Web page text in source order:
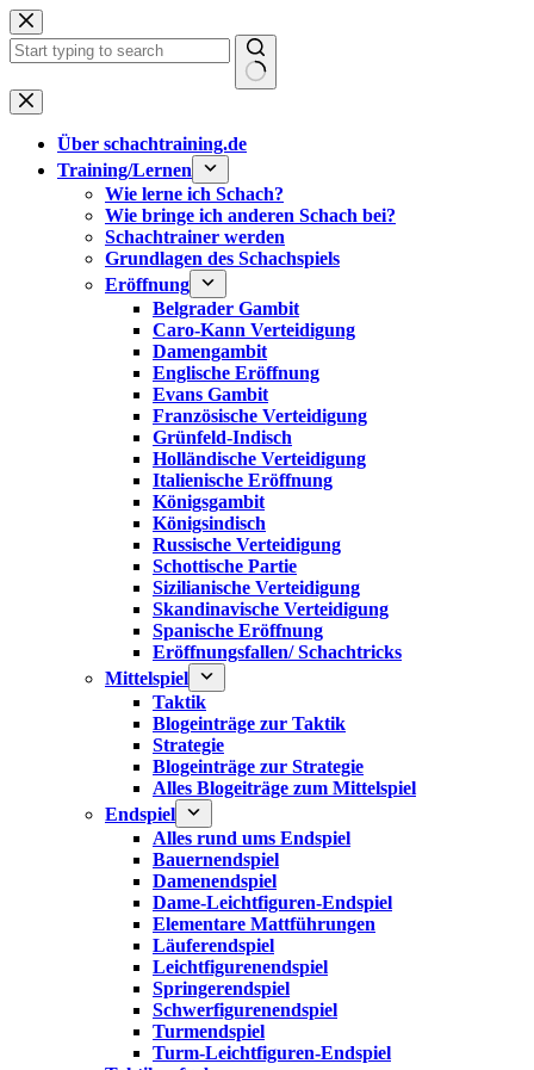
Zum
Inhalt
springen
Keine
Ergebnisse
Über schachtraining.de
Training/Lernen
Wie lerne ich Schach?
Wie bringe ich anderen Schach bei?
Schachtrainer werden
Grundlagen des Schachspiels
Eröffnung
Belgrader Gambit
Caro-Kann Verteidigung
Damengambit
Englische Eröffnung
Evans Gambit
Französische Verteidigung
Grünfeld-Indisch
Holländische Verteidigung
Italienische Eröffnung
Königsgambit
Königsindisch
Russische Verteidigung
Schottische Partie
Sizilianische Verteidigung
Skandinavische Verteidigung
Spanische Eröffnung
Eröffnungsfallen/ Schachtricks
Mittelspiel
Taktik
Blogeinträge zur Taktik
Strategie
Blogeinträge zur Strategie
Alles Blogeiträge zum Mittelspiel
Endspiel
Alles rund ums Endspiel
Bauernendspiel
Damenendspiel
Dame-Leichtfiguren-Endspiel
Elementare Mattführungen
Läuferendspiel
Leichtfigurenendspiel
Springerendspiel
Schwerfigurenendspiel
Turmendspiel
Turm-Leichtfiguren-Endspiel